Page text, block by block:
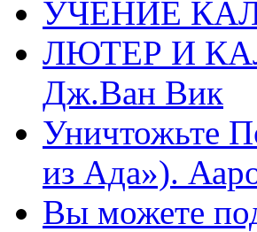
УЧЕНИЕ
ЛЮТЕР И
Дж.Ван Вик
Уничтожьте
из Ада»).
Вы можете